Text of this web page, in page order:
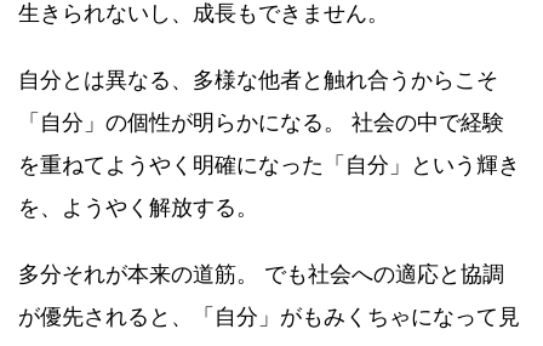
生きられないし、成長もできません。
自分とは異なる、多様な他者と触れ合うからこそ
「自分」の個性が明らかになる。 社会の中で経験
を重ねてようやく明確になった「自分」という輝き
を、ようやく解放する。
多分それが本来の道筋。 でも社会への適応と協調
が優先されると、「自分」がもみくちゃになって見